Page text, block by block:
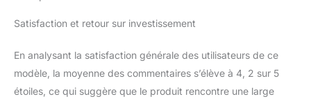
Satisfaction et retour sur investissement
En analysant la satisfaction générale des utilisateurs de ce
modèle, la moyenne des commentaires s’élève à 4, 2 sur 5
étoiles, ce qui suggère que le produit rencontre une large